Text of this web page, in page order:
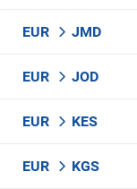
EUR JMD
EUR JOD
EUR KES
EUR KGS